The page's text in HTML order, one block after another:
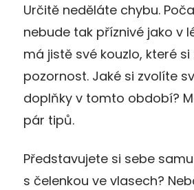
Určitě neděláte chybu.
nebude tak příznivé jako v
má jistě své kouzlo, které si
pozornost. Jaké si zvolíte
doplňky v tomto období?
pár tipů.
Představujete si sebe
s čelenkou ve vlasech?